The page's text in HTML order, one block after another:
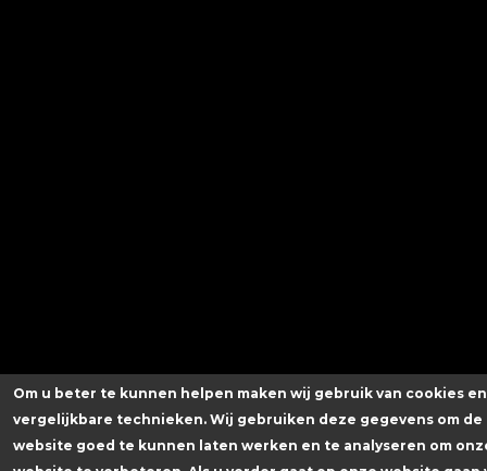
Om u beter te kunnen helpen maken wij gebruik van cookies en
vergelijkbare technieken. Wij gebruiken deze gegevens om de
website goed te kunnen laten werken en te analyseren om